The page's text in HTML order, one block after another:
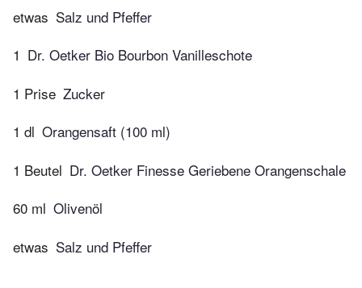
etwas Salz und Pfeffer
1 Dr. Oetker Bio Bourbon Vanilleschote
1 Prise Zucker
1 dl Orangensaft (100 ml)
1 Beutel Dr. Oetker Finesse Geriebene Orangenschale
60 ml Olivenöl
etwas Salz und Pfeffer